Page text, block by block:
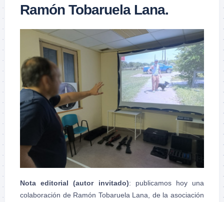
Ramón Tobaruela Lana.
Nota editorial (autor invitado): publicamos hoy una
colaboración de Ramón Tobaruela Lana, de la asociación